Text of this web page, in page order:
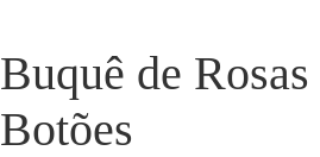
Buquê de
Botões